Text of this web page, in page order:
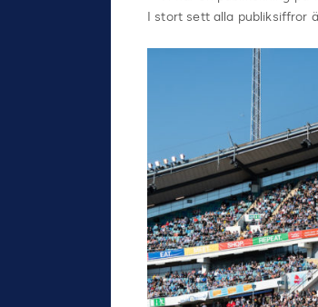
I stort sett alla publiksiffror